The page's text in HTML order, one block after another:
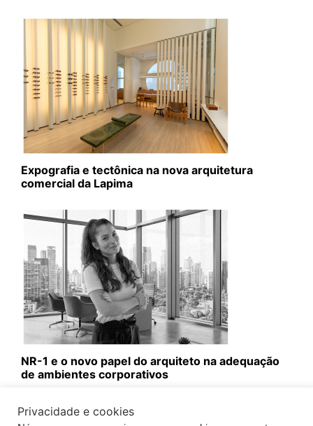
Expografia e tectônica na nova arquitetura
comercial da Lapima
NR-1 e o novo papel do arquiteto na adequação
de ambientes corporativos
Privacidade e cookies